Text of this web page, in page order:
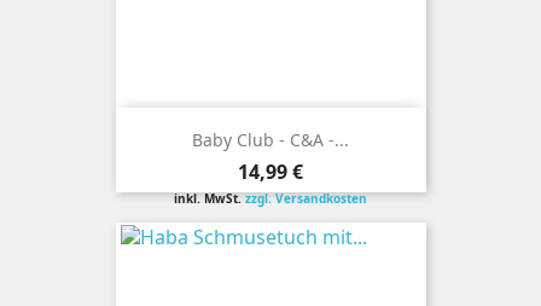
Baby Club - C&A -...
Preis
14,99 €
inkl. MwSt.zzgl. Versandkosten